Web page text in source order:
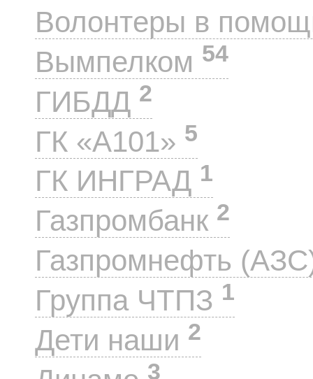
Волонтеры в
Вымпелком 54
ГИБДД 2
ГК «А101» 5
ГК ИНГРАД 1
Газпромбанк 2
Газпромнефть
Группа ЧТПЗ 1
Дети наши 2
3